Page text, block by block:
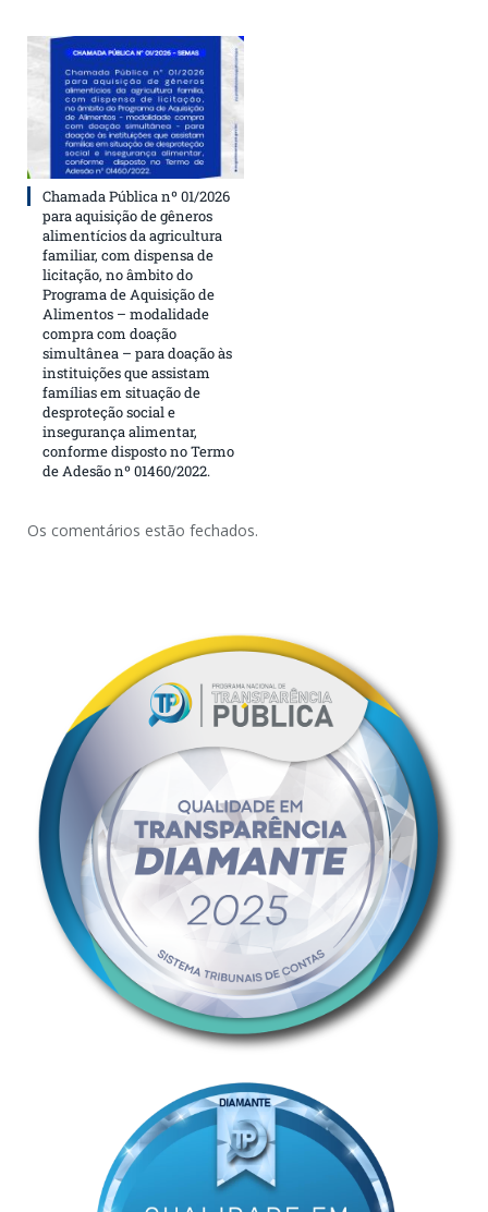
Chamada Pública nº 01/2026
para aquisição de gêneros
alimentícios da agricultura
familiar, com dispensa de
licitação, no âmbito do
Programa de Aquisição de
Alimentos – modalidade
compra com doação
simultânea – para doação às
instituições que assistam
famílias em situação de
desproteção social e
insegurança alimentar,
conforme disposto no Termo
de Adesão nº 01460/2022.
Os comentários estão fechados.